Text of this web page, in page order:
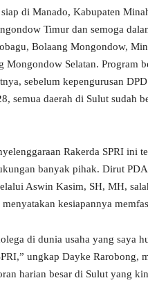
di Manado, Kabupaten
Timur dan semoga
Bolaang Mongondow,
Mongondow Selatan. Program
sebelum kepengurusan
semua daerah di Sulut sudah
Rakerda SPRI ini
banyak pihak. Dirut
Aswin Kasim, SH, MH,
kesiapannya
di dunia usaha yang saya
ungkap Dayke Rarobong,
harian besar di Sulut yang